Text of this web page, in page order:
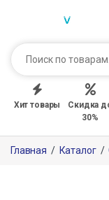
Хит товары
Скидка
30%
Главная / Каталог /